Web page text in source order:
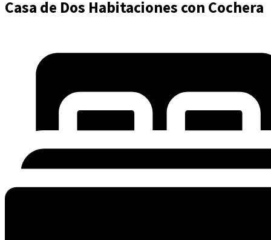
Casa de Dos Habitaciones con Cochera